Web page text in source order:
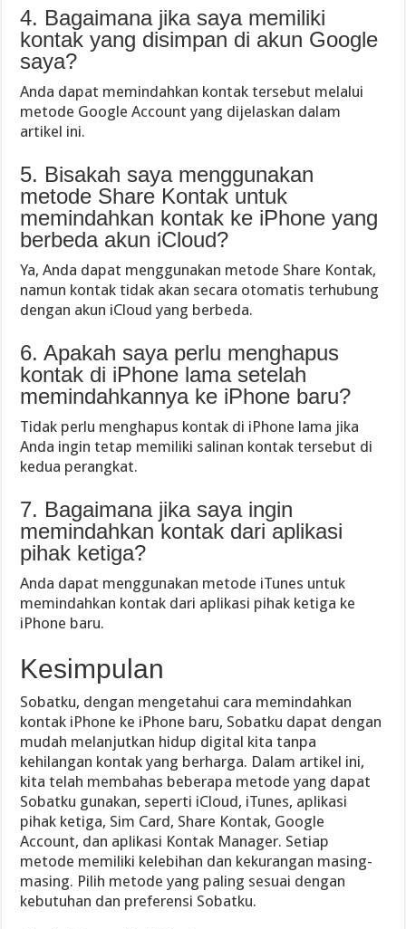
4. Bagaimana jika saya memiliki
kontak yang disimpan di akun Google
saya?
Anda dapat memindahkan kontak tersebut melalui
metode Google Account yang dijelaskan dalam
artikel ini.
5. Bisakah saya menggunakan
metode Share Kontak untuk
memindahkan kontak ke iPhone yang
berbeda akun iCloud?
Ya, Anda dapat menggunakan metode Share Kontak,
namun kontak tidak akan secara otomatis terhubung
dengan akun iCloud yang berbeda.
6. Apakah saya perlu menghapus
kontak di iPhone lama setelah
memindahkannya ke iPhone baru?
Tidak perlu menghapus kontak di iPhone lama jika
Anda ingin tetap memiliki salinan kontak tersebut di
kedua perangkat.
7. Bagaimana jika saya ingin
memindahkan kontak dari aplikasi
pihak ketiga?
Anda dapat menggunakan metode iTunes untuk
memindahkan kontak dari aplikasi pihak ketiga ke
iPhone baru.
Kesimpulan
Sobatku, dengan mengetahui cara memindahkan
kontak iPhone ke iPhone baru, Sobatku dapat dengan
mudah melanjutkan hidup digital kita tanpa
kehilangan kontak yang berharga. Dalam artikel ini,
kita telah membahas beberapa metode yang dapat
Sobatku gunakan, seperti iCloud, iTunes, aplikasi
pihak ketiga, Sim Card, Share Kontak, Google
Account, dan aplikasi Kontak Manager. Setiap
metode memiliki kelebihan dan kekurangan masing-
masing. Pilih metode yang paling sesuai dengan
kebutuhan dan preferensi Sobatku.